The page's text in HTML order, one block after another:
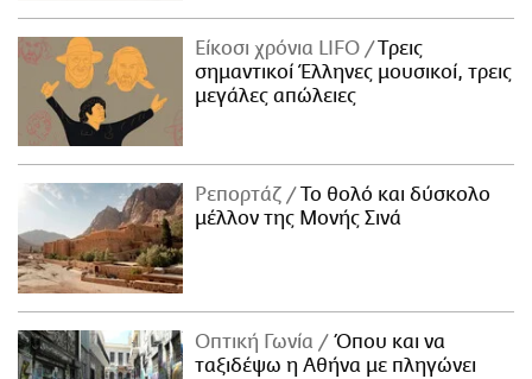
Είκοσι χρόνια LIFO
Tρεις
σημαντικοί Έλληνες μουσικοί, τρεις
μεγάλες απώλειες
Ρεπορτάζ
Το θολό και δύσκολο
μέλλον της Μονής Σινά
Οπτική Γωνία
Όπου και να
ταξιδέψω η Αθήνα με πληγώνει